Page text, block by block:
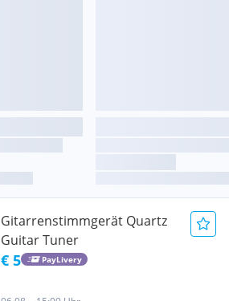
Gitarrenstimmgerät Quartz
Guitar Tuner
€ 5 PayLivery